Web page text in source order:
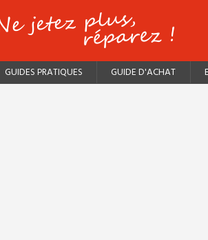
GUIDES PRATIQUES GUIDE D'ACHAT